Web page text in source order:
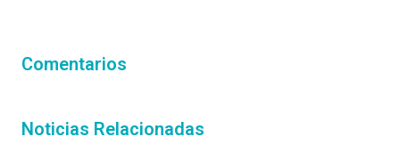
Comentarios
Noticias Relacionadas